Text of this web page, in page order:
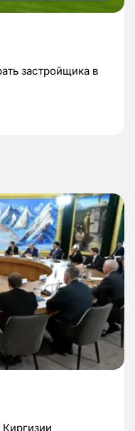
застройщика в